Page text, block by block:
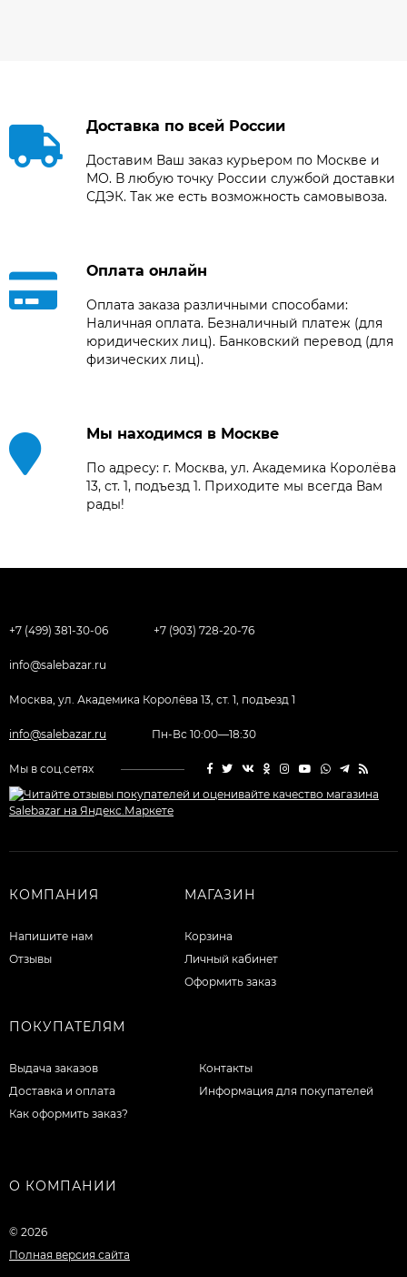
Доставка по всей России
Доставим Ваш заказ курьером по Москве и
МО. В любую точку России службой доставки
СДЭК. Так же есть возможность самовывоза.
Оплата онлайн
Оплата заказа различными способами:
Наличная оплата. Безналичный платеж (для
юридических лиц). Банковский перевод (для
физических лиц).
Мы находимся в Москве
По адресу: г. Москва, ул. Академика Королёва
13, ст. 1, подъезд 1. Приходите мы всегда Вам
рады!
+7 (499) 381-30-06 +7 (903) 728-20-76
info@salebazar.ru
Москва, ул. Академика Королёва 13, ст. 1, подъезд 1
info@salebazar.ru Пн-Вс 10:00—18:30
Мы в соц.сетях
КОМПАНИЯ
Напишите нам
Отзывы
МАГАЗИН
Корзина
Личный кабинет
Оформить заказ
ПОКУПАТЕЛЯМ
Выдача заказов
Доставка и оплата
Как оформить заказ?
Контакты
Информация для покупателей
О КОМПАНИИ
© 2026
Полная версия сайта